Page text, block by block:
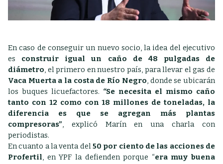
En caso de conseguir un nuevo socio, la idea del ejecutivo
es construir igual un caño de 48 pulgadas de
diámetro , el primero en nuestro país, para llevar el gas de
Vaca Muerta a la costa de Río Negro , donde se ubicarán
los buques licuefactores. “Se necesita el mismo caño
tanto con 12 como con 18 millones de toneladas, la
diferencia es que se agregan más plantas
compresoras” , explicó Marín en una charla con
periodistas.
En cuanto a la venta del 50 por ciento de las acciones de
Profertil , en YPF la defienden porque “era muy buena